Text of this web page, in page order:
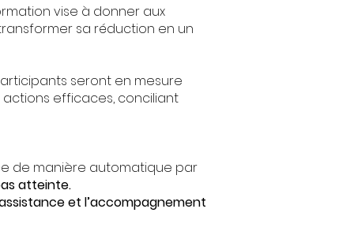
vise à donner aux
sa réduction en un
seront en mesure
efficaces, conciliant
de manière automatique par
atteinte.
et l’accompagnement